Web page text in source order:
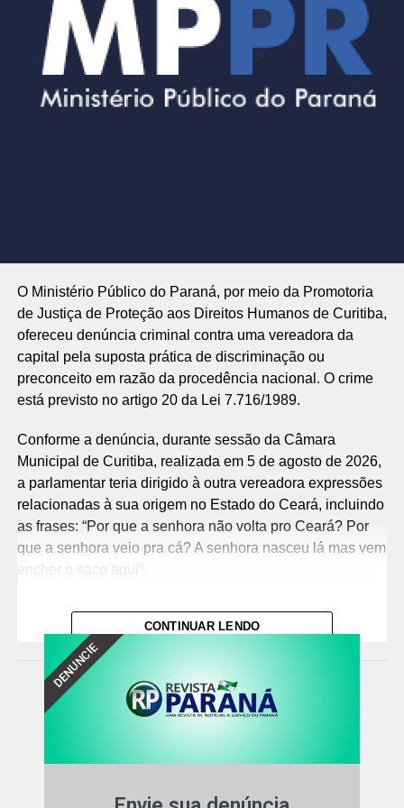
O Ministério Público do Paraná, por meio da Promotoria
de Justiça de Proteção aos Direitos Humanos de Curitiba,
ofereceu denúncia criminal contra uma vereadora da
capital pela suposta prática de discriminação ou
preconceito em razão da procedência nacional. O crime
está previsto no artigo 20 da Lei 7.716/1989.
Conforme a denúncia, durante sessão da Câmara
Municipal de Curitiba, realizada em 5 de agosto de 2026,
a parlamentar teria dirigido à outra vereadora expressões
relacionadas à sua origem no Estado do Ceará, incluindo
as frases: “Por que a senhora não volta pro Ceará? Por
que a senhora veio pra cá? A senhora nasceu lá mas vem
encher o saco aqui”.
Segundo o Ministério Público, as manifestações teriam
sido proferidas com a intenção de ofender e humilhar a
vítima, além de menosprezar e discriminar, de forma mais
ampla, pessoas de origem cearense, configurando, em
tese, discriminação por procedência nacional.
vítima pelos danos causados, inclusive morais, no
CONTINUAR LENDO
DENUNCIE